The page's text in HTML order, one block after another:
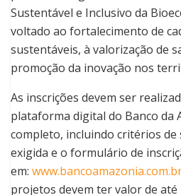
Sustentável e Inclusivo da
voltado ao fortalecimento de
sustentáveis, à valorização de
promoção da inovação nos
As inscrições devem ser
plataforma digital do Banco da
completo, incluindo critérios de
exigida e o formulário de
em:
projetos devem ter valor de até